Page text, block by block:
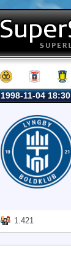
1998-11-04 18:30
1.421